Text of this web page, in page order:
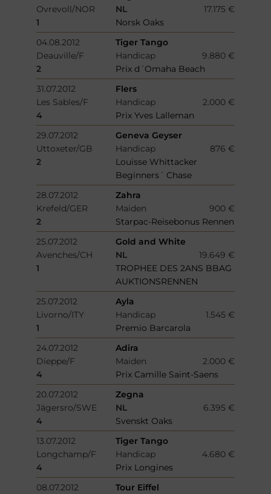
Ovrevoll/NOR
NL
17.175 €
1
Norsk Oaks
04.08.2012
Tiger Tango
Deauville/F
Handicap
9.880 €
2
Prix d´Omaha Beach
31.07.2012
Flers
Les Sables/F
Handicap
2.000 €
4
Prix Yves Lalleman
29.07.2012
Geneva Geyser
Uttoxeter/GB
Handicap
876 €
2
Louisse Whittacker
Beginners´ Chase
28.07.2012
Zahra
Krefeld/GER
Maiden
900 €
2
Starpac-Reisebonus Rennen
25.07.2012
Gold and White
Avenches/CH
NL
19.649 €
1
TROPHEE DES 2ANS BBAG
AUKTIONSRENNEN
25.07.2012
Ayla
Livorno/ITY
Handicap
1.545 €
1
Premio Barcarola
24.07.2012
Adira
Dieppe/F
Maiden
2.000 €
4
Prix Camille Saint-Saens
20.07.2012
Zegna
Jägersro/SWE
NL
6.395 €
4
Svenskt Oaks
13.07.2012
Tiger Tango
Longchamp/F
Handicap
4.680 €
4
Prix Longines
08.07.2012
Tour Eiffel